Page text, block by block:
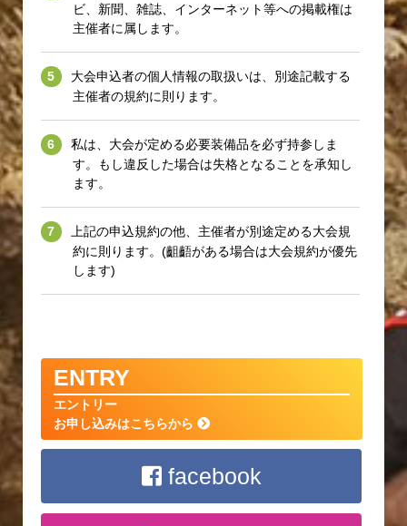
ビ、新聞、雑誌、インターネット等への掲載権は
主催者に属します。
大会申込者の個人情報の取扱いは、別途記載する
主催者の規約に則ります。
私は、大会が定める必要装備品を必ず持参しま
す。もし違反した場合は失格となることを承知し
ます。
上記の申込規約の他、主催者が別途定める大会規
約に則ります。(齟齬がある場合は大会規約が優先
します)
ENTRY
エントリー
お申し込みはこちらから
facebook